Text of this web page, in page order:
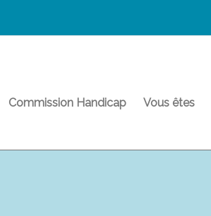
Commission Handicap Vous êtes